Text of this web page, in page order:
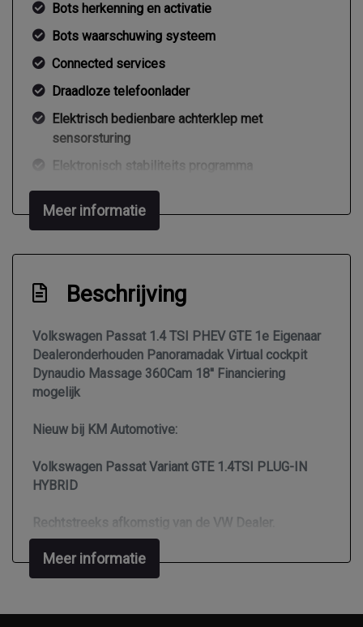
Bots herkenning en activatie
Bots waarschuwing systeem
Connected services
Draadloze telefoonlader
Elektrisch bedienbare achterklep met
sensorsturing
Elektronisch stabiliteits programma
Geluidsimulator
Hoofd airbag(s) achter
Knie airbag(s)
Lichtmetalen velgen multi-spaaks 17"
Matrix led koplampen
Oplaadmogelijkheid
Rijstrooksensor met correctie
Schakelpaddles
Volledig digitaal instrumentenpaneel
Zij airbag(s) achter
Zij airbag(s) voor
Exterieur
Meer informatie
Beschrijving
Volkswagen Passat 1.4 TSI PHEV GTE 1e Eigenaar
Dealeronderhouden Panoramadak Virtual cockpit
Dynaudio Massage 360Cam 18'' Financiering
mogelijk
Nieuw bij KM Automotive:
Volkswagen Passat Variant GTE 1.4TSI PLUG-IN
HYBRID
Rechtstreeks afkomstig van de VW Dealer.
Wegenbelasting laag tarief €40p/m
onderhoud)
Meer informatie